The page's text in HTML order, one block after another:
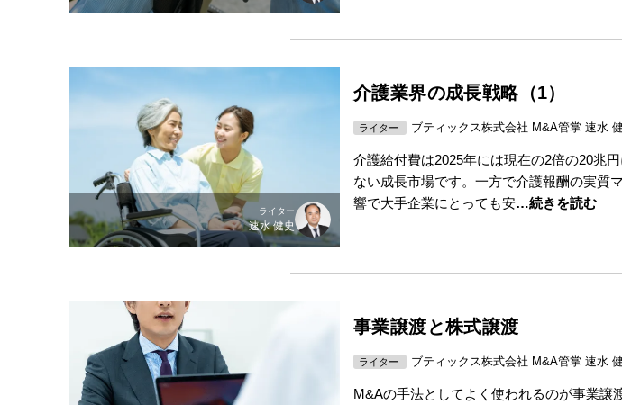
ライター
速水 健史
介護業界の成長戦略（1）
ライター ブティックス株式会社 M&A管掌 速水
介護給付費は2025年には現在の2倍の20兆
ない成長市場です。一方で介護報酬の実質
響で大手企業にとっても安…続きを読む
事業譲渡と株式譲渡
ライター ブティックス株式会社 M&A管掌 速水
M&Aの手法としてよく使われるのが事業譲